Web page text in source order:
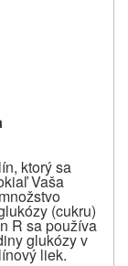
ktorý sa
Vaša
(cukru)
R sa používa
glukózy v
liek.